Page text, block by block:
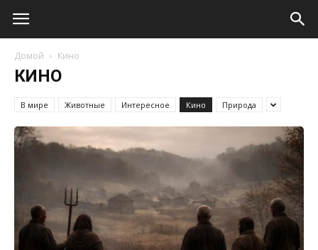
Домой Кино
КИНО
В мире Животные Интересное Кино Природа